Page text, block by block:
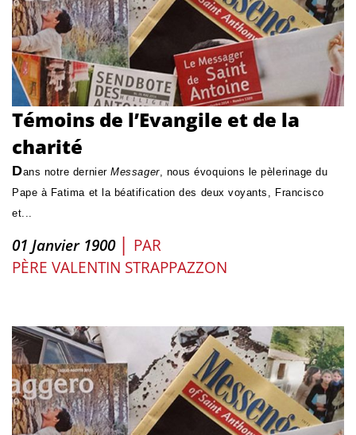
Témoins de l’Evangile et de la
charité
Dans notre dernierMessager, nous évoquions le pèlerinage du
Pape à Fatima et la béatification des deux voyants, Francisco
et...
01 Janvier 1900 | PAR
PÈRE VALENTIN STRAPPAZZON